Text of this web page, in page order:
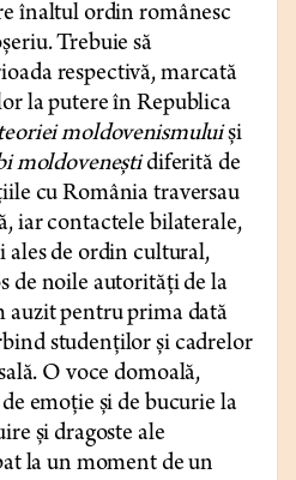
înaltul ordin românesc
Trebuie să
respectivă, marcată
la putere în Republica
teoriei moldovenismuluiși
moldoveneștidiferită de
cu România traversau
iar contactele bilaterale,
ales de ordin cultural,
de noile autorități de la
auzit pentru prima dată
studenților și cadrelor
O voce domoală,
emoție și de bucurie la
și dragoste ale
la un moment de un